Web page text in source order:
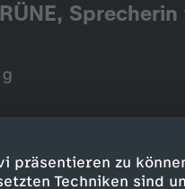
präsentieren zu
Techniken sind